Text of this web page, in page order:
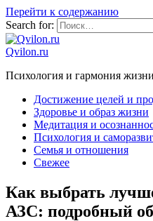
Перейти к содержанию
Search for:
Qvilon.ru
Психология и гармония жизни
Достижение целей и
Здоровье и образ жизни
Медитация и
Психология и
Семья и отношения
Свежее
Как выбрать
АЗС: подробный